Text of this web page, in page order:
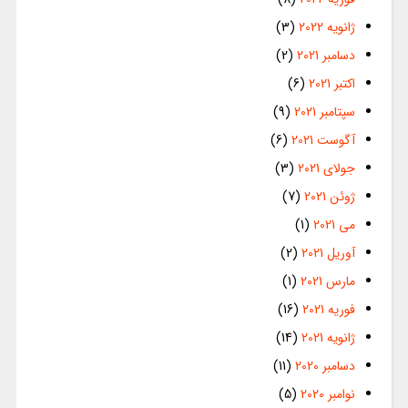
ژانویه 2022
(3)
دسامبر 2021
(2)
اکتبر 2021
(6)
سپتامبر 2021
(9)
آگوست 2021
(6)
جولای 2021
(3)
ژوئن 2021
(7)
می 2021
(1)
آوریل 2021
(2)
مارس 2021
(1)
فوریه 2021
(16)
ژانویه 2021
(14)
دسامبر 2020
(11)
نوامبر 2020
(5)